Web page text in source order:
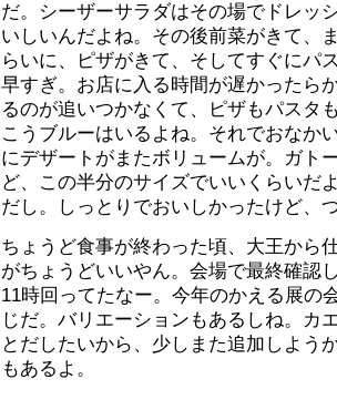
だ。シーザーサラダはその場でドレッ
いしいんだよね。その後前菜がきて、
らいに、ピザがきて、そしてすぐにパ
早すぎ。お店に入る時間が遅かったら
るのが追いつかなくて、ピザもパスタ
こうブルーはいるよね。それでおなか
にデザートがまたボリュームが。ガト
ど、この半分のサイズでいいくらいだ
だし。しっとりでおいしかったけど、
ちょうど食事が終わった頃、大王から
がちょうどいいやん。会場で最終確認
11時回ってたなー。今年のかえる展の
じだ。バリエーションもあるしね。カ
とだしたいから、少しまた追加しよう
もあるよ。